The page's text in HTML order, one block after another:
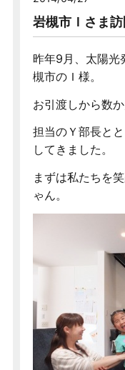
岩槻市Ｉさま訪
昨年9月、太陽光
槻市のＩ様。
お引渡しから数か
担当のＹ部長と
してきました。
まずは私たちを
ゃん。